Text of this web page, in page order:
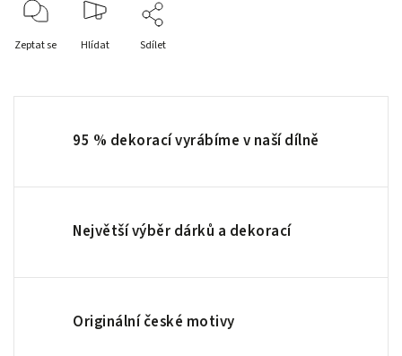
Zeptat se Hlídat Sdílet
95 % dekorací vyrábíme v naší dílně
Největší výběr dárků a dekorací
Originální české motivy